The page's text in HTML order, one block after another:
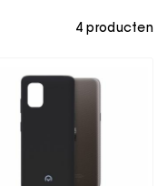
4 producten